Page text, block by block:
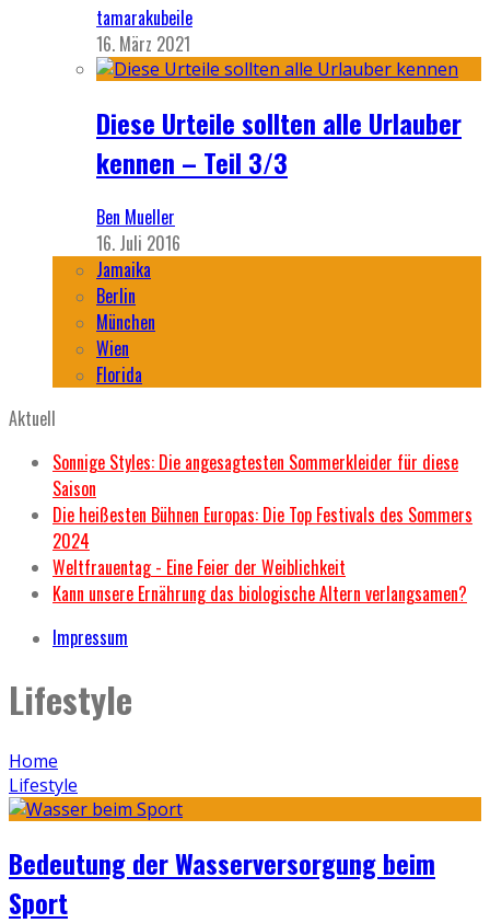
tamarakubeile
16. März 2021
Diese Urteile sollten alle Urlauber
kennen – Teil 3/3
Ben Mueller
16. Juli 2016
Jamaika
Berlin
München
Wien
Florida
Aktuell
Sonnige Styles: Die angesagtesten Sommerkleider für diese
Saison
Die heißesten Bühnen Europas: Die Top Festivals des Sommers
2024
Weltfrauentag - Eine Feier der Weiblichkeit
Kann unsere Ernährung das biologische Altern verlangsamen?
Impressum
Lifestyle
Home
Lifestyle
Bedeutung der Wasserversorgung beim
Sport